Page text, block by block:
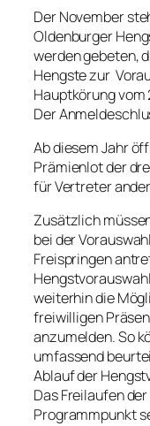
Der November
Oldenburger
werden gebeten,
Hengste zur
Hauptkörung vom
Der
Ab diesem Jahr
Prämienlot der
für Vertreter
Zusätzlich
bei der
Freispringen
weiterhin die
freiwilligen
anzumelden. So
umfassend
Ablauf der
Das Freilaufen
Programmpunkt